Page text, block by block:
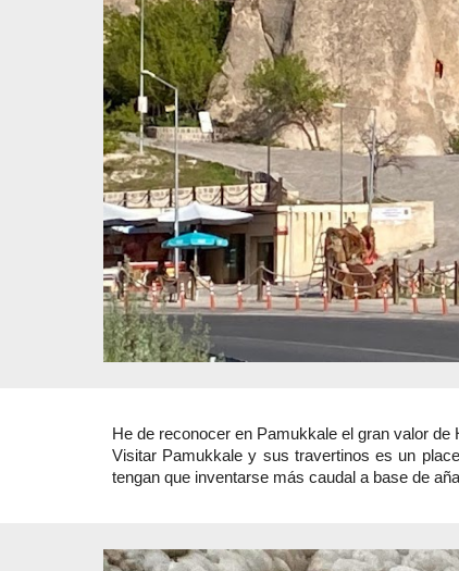
He de reconocer en Pamukkale el gran valor
Visitar Pamukkale y sus travertinos es un
tengan que inventarse más caudal a base de